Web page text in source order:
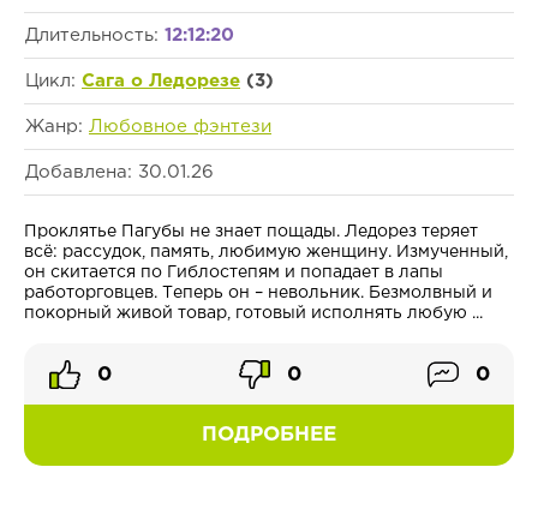
Длительность: 12:12:20
Цикл: Сага о Ледорезе (3)
Жанр: Любовное фэнтези
Добавлена: 30.01.26
Проклятье Пагубы не знает пощады. Ледорез теряет
всё: рассудок, память, любимую женщину. Измученный,
он скитается по Гиблостепям и попадает в лапы
работорговцев. Теперь он – невольник. Безмолвный и
покорный живой товар, готовый исполнять любую ...
ПОДРОБНЕЕ
0 0 0